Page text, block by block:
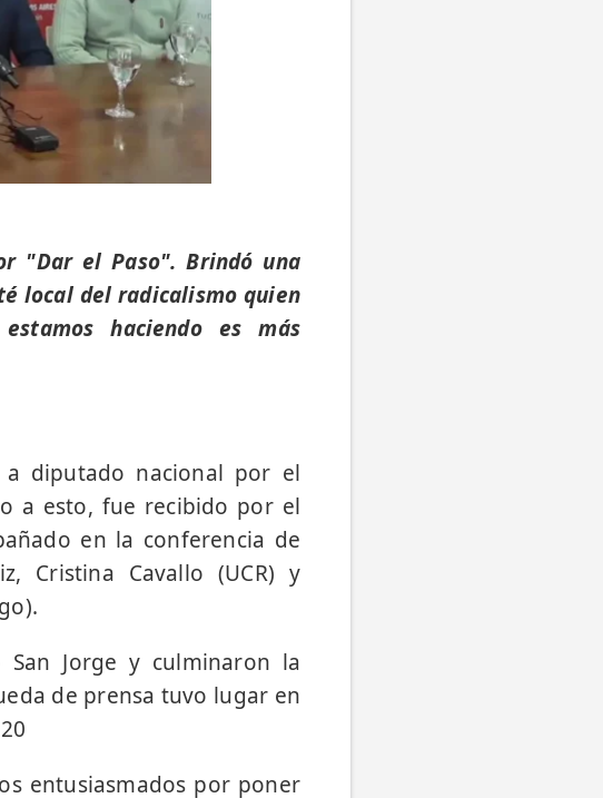
"Dar el Paso". Brindó una
local del radicalismo quien
haciendo es más
a diputado nacional por el
a esto, fue recibido por el
en la conferencia de
Cristina Cavallo (UCR) y
Jorge y culminaron la
de prensa tuvo lugar en
entusiasmados por poner